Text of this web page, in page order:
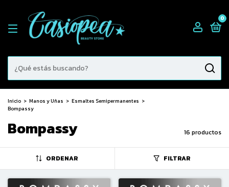
0
Inicio > Manos y Uñas > Esmaltes Semipermanentes >
Bompassy
Bompassy 16 productos
ORDENAR FILTRAR